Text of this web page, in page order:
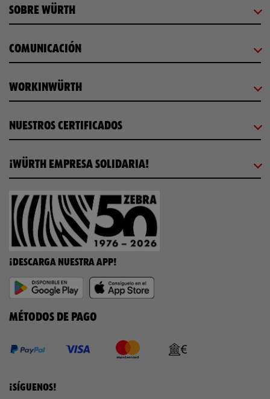
SOBRE WÜRTH
COMUNICACIÓN
WORKINWÜRTH
NUESTROS CERTIFICADOS
¡WÜRTH EMPRESA SOLIDARIA!
¡DESCARGA NUESTRA APP!
MÉTODOS DE PAGO
¡SÍGUENOS!